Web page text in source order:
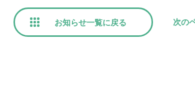
お知らせ一覧に戻る 次の